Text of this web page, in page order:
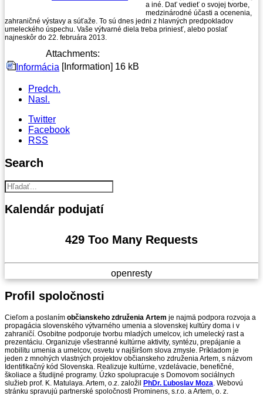
a iné. Dať vedieť o svojej tvorbe,
medzinárodné účasti a ocenenia,
zahraničné výstavy a súťaže. To sú dnes jedni z hlavných predpokladov
umeleckého úspechu. Vaše výtvarné diela treba priniesť, alebo poslať
najneskôr do 22. februára 2013.
Attachments:
Informácia [Information] 16 kB
Predch.
Nasl.
Twitter
Facebook
RSS
Search
Kalendár podujatí
429 Too Many Requests
openresty
Profil spoločnosti
Cieľom a poslaním občianskeho združenia Artem je najmä podpora rozvoja a
propagácia slovenského výtvarného umenia a slovenskej kultúry doma i v
zahraničí. Osobitne podporuje tvorbu mladých umelcov, ich umelecký rast a
prezentáciu. Organizuje všestranné kultúrne aktivity, syntézu, prepájanie a
mobilitu umenia a umelcov, osvetu v najširšom slova zmysle. Príkladom je
jeden z mnohých vlastných projektov občianskeho združenia Artem, s názvom
Identifikačný kód Slovenska. Realizuje kultúrne, vzdelávacie, benefičné,
školiace a študijné programy. Úzko spolupracuje s Domovom sociálnych
služieb prof. K. Matulaya. Artem, o.z. založil PhDr. Ľuboslav Moza . Webovú
stránku spravujú partnerské spoločnosti Prominens, s.r.o. a Artem, o. z.